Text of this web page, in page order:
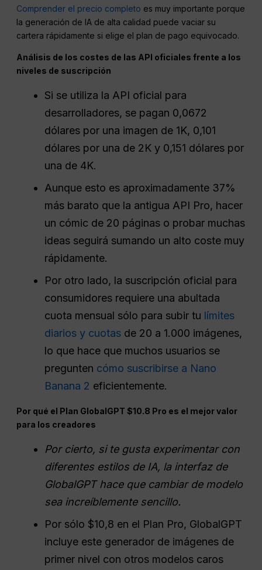
Comprender el precio completo es muy importante porque
la generación de IA de alta calidad puede vaciar su
cartera rápidamente si elige el plan de pago equivocado.
Análisis de los costes de las API oficiales frente a los
niveles de suscripción
Si se utiliza la API oficial para
desarrolladores, se pagan 0,0672
dólares por una imagen de 1K, 0,101
dólares por una de 2K y 0,151 dólares por
una de 4K.
Aunque esto es aproximadamente 37%
más barato que la antigua API Pro, hacer
un cómic de 20 páginas o probar muchas
ideas seguirá sumando un alto coste muy
rápidamente.
Por otro lado, la suscripción oficial para
consumidores requiere una abultada
cuota mensual sólo para subir tu límites
diarios y cuotas de 20 a 1.000 imágenes,
lo que hace que muchos usuarios se
pregunten cómo suscribirse a Nano
Banana 2 eficientemente.
Por qué el Plan GlobalGPT $10.8 Pro es el mejor valor
para los creadores
Por cierto, si te gusta experimentar con
diferentes estilos de IA, la interfaz de
GlobalGPT hace que cambiar de modelo
sea increíblemente sencillo.
Por sólo $10,8 en el Plan Pro, GlobalGPT
incluye este generador de imágenes de
primer nivel con otros modelos caros